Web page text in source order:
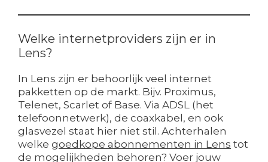
Welke internetproviders zijn er in
Lens?
In Lens zijn er behoorlijk veel internet
pakketten op de markt. Bijv. Proximus,
Telenet, Scarlet of Base. Via ADSL (het
telefoonnetwerk), de coaxkabel, en ook
glasvezel staat hier niet stil. Achterhalen
welke goedkope abonnementen in Lens tot
de mogelijkheden behoren? Voer jouw